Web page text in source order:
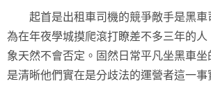
起首是出租車司機的競爭敵手是黑車
為在年夜學城摸爬滾打瞭差不多三年的
象天然不會否定。固然日常平凡坐黑車
是清晰他們實在是分歧法的運營者這一